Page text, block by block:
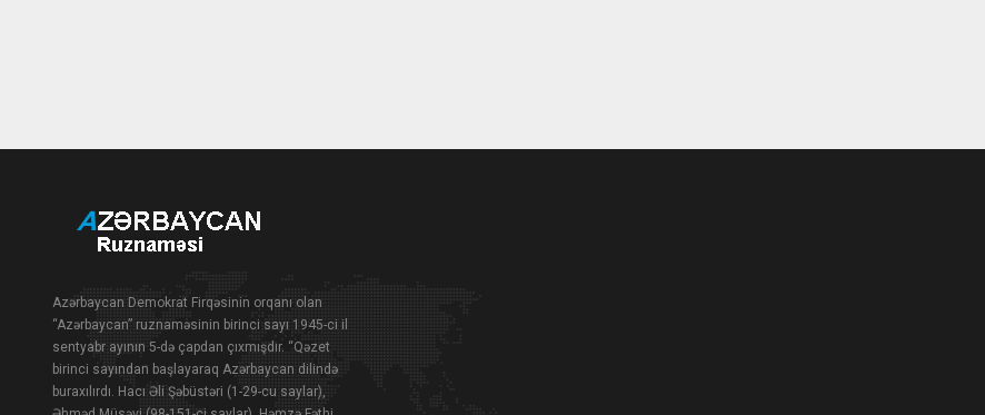
Azərbaycan Demokrat Firqəsinin orqanı olan
“Azərbaycan” ruznaməsinin birinci sayı 1945-ci il
sentyabr ayının 5-də çapdan çıxmışdır. “Qəzet
birinci sayından başlayaraq Azərbaycan dilində
buraxılırdı. Hacı Əli Şəbüstəri (1-29-cu saylar),